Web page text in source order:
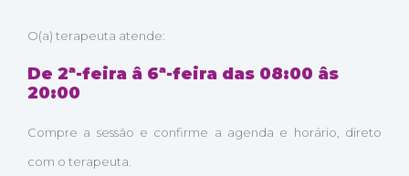
O(a) terapeuta atende:
De 2ª-feira â 6ª-feira das 08:00 âs
20:00
Compre a sessão e confirme a agenda e horário, direto
com o terapeuta.